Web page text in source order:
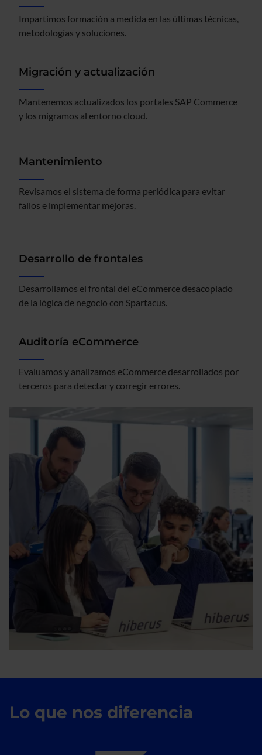
Impartimos formación a medida en las últimas técnicas,
metodologías y soluciones.
Migración y actualización
Mantenemos actualizados los portales SAP Commerce
y los migramos al entorno cloud.
Mantenimiento
Revisamos el sistema de forma periódica para evitar
fallos e implementar mejoras.
Desarrollo de frontales
Desarrollamos el frontal del eCommerce desacoplado
de la lógica de negocio con Spartacus.
Auditoría eCommerce
Evaluamos y analizamos eCommerce desarrollados por
terceros para detectar y corregir errores.
Lo que nos diferencia